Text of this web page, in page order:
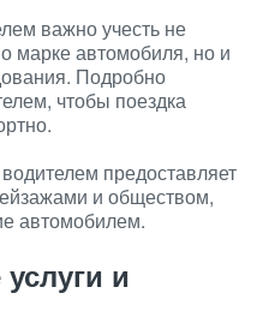
важно учесть не
марке автомобиля, но и
Подробно
чтобы поездка
предоставляет
и обществом,
автомобилем.
и